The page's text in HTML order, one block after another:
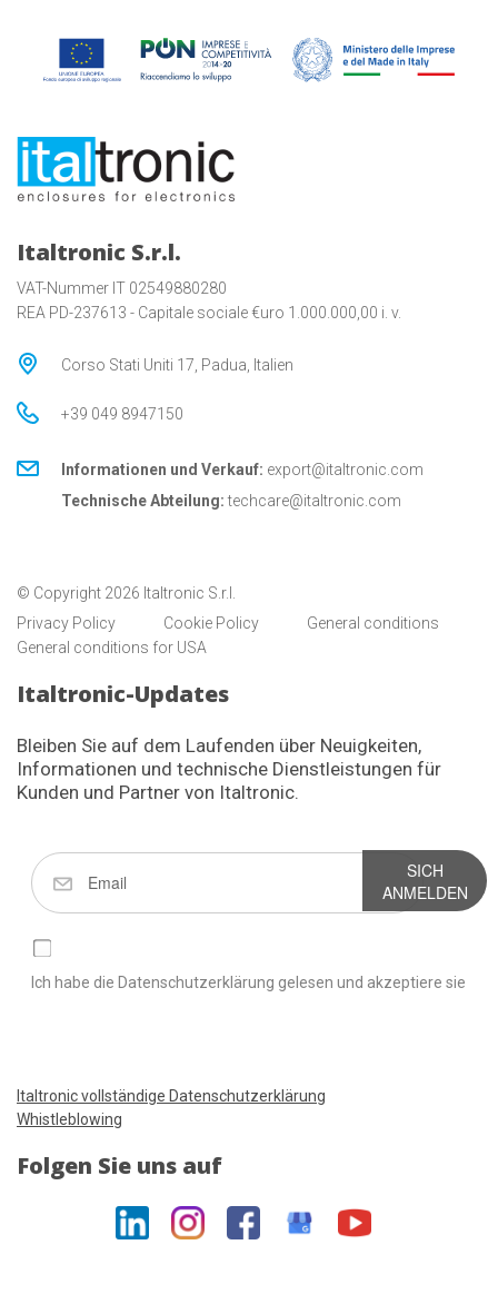
Italtronic S.r.l.
VAT-Nummer IT 02549880280
REA PD-237613 - Capitale sociale €uro 1.000.000,00 i. v.
Corso Stati Uniti 17, Padua, Italien
+39 049 8947150
Informationen und Verkauf: export@italtronic.com
Technische Abteilung: techcare@italtronic.com
© Copyright 2026 Italtronic S.r.l.
Privacy Policy
Cookie Policy
General conditions
General conditions for USA
Italtronic-Updates
Bleiben Sie auf dem Laufenden über Neuigkeiten,
Informationen und technische Dienstleistungen für
Kunden und Partner von Italtronic.
SICH
ANMELDEN
Ich habe die Datenschutzerklärung gelesen und akzeptiere sie
Italtronic vollständige Datenschutzerklärung
Whistleblowing
Folgen Sie uns auf